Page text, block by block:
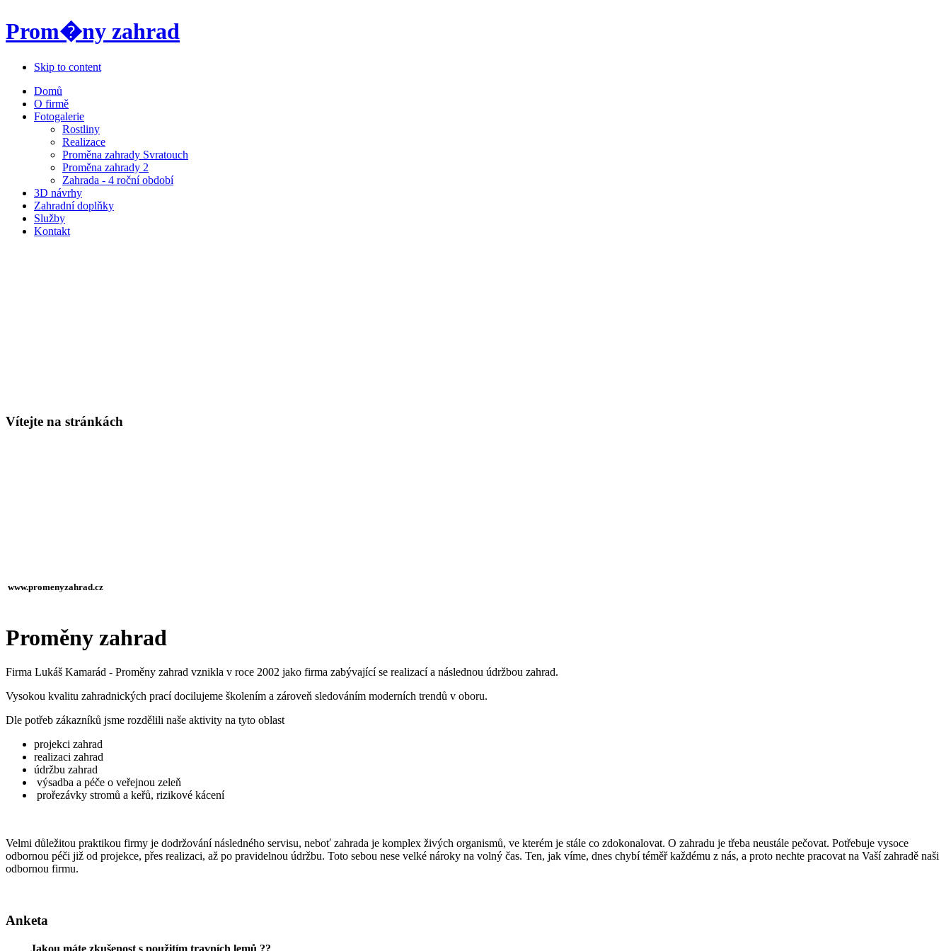
Prom�ny zahrad
Skip to content
Domů
O firmě
Fotogalerie
Rostliny
Realizace
Proměna zahrady Svratouch
Proměna zahrady 2
Zahrada - 4 roční období
3D návrhy
Zahradní doplňky
Služby
Kontakt
Vítejte na stránkách
www.promenyzahrad.cz
Proměny zahrad
Firma Lukáš Kamarád - Proměny zahrad vznikla v roce 2002 jako firma zabývající se realizací a následnou údržbou zahrad.
Vysokou kvalitu zahradnických prací docilujeme školením a zároveň sledováním moderních trendů v oboru.
Dle potřeb zákazníků jsme rozdělili naše aktivity na tyto oblast
projekci zahrad
realizaci zahrad
údržbu zahrad
výsadba a péče o veřejnou zeleň
prořezávky stromů a keřů, rizikové kácení
Velmi důležitou praktikou firmy je dodržování následného servisu, neboť zahrada je komplex živých organismů, ve kterém je stále co zdokonalovat. O zahradu je třeba neustále pečovat. Potřebuje vysoce
odbornou péči již od projekce, přes realizaci, až po pravidelnou údržbu. Toto sebou nese velké nároky na volný čas. Ten, jak víme, dnes chybí téměř každému z nás, a proto nechte pracovat na Vaší zahradě naši
odbornou firmu.
Anketa
Jakou máte zkušenost s použitím travních lemů ??